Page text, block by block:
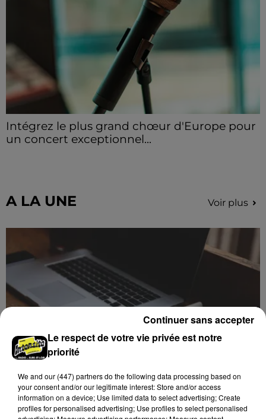
Intégrez le plus grand chœur d'Europe pour
un concert exceptionnel...
A LA UNE Voir plus
Des tentatives de fraudes à Mainvilliers
Des personnes malveillantes tentent de voler vos
informations personnelles.
Le respect de votre vie privée est notre
priorité
We and our (447) partnersdo the following data processing based on
your consent and/or our legitimate interest: Store and/or access
information on a device; Use limited data to select advertising; Create
profiles for personalised advertising; Use profiles to select personalised
Continuer sans accepter